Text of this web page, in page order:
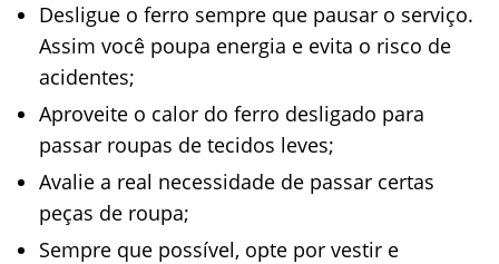
Desligue o ferro sempre que pausar o serviço.
Assim você poupa energia e evita o risco de
acidentes;
Aproveite o calor do ferro desligado para
passar roupas de tecidos leves;
Avalie a real necessidade de passar certas
peças de roupa;
Sempre que possível, opte por vestir e